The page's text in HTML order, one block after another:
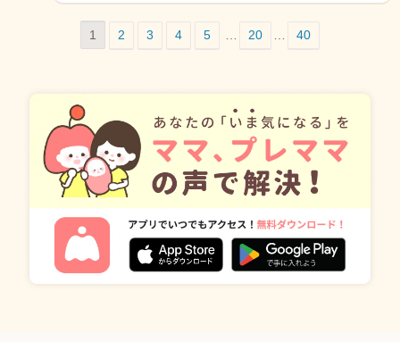
1 2 3 4 5 20 40